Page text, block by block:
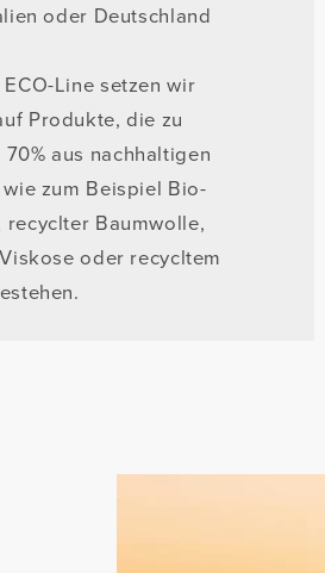
oder Deutschland
Line setzen wir
Produkte, die zu
aus nachhaltigen
zum Beispiel Bio-
recyclter Baumwolle,
oder recycltem